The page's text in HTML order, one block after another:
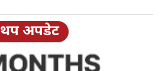
थप अपडेट